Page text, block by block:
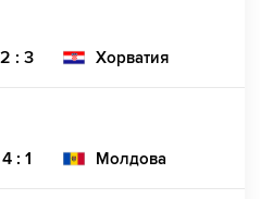
2 : 3 Хорватия
4 : 1 Молдова